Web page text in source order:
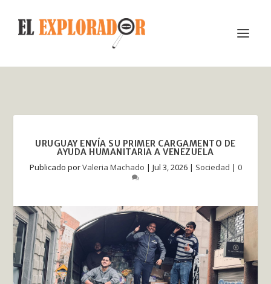
URUGUAY ENVÍA SU PRIMER CARGAMENTO DE
AYUDA HUMANITARIA A VENEZUELA
Publicado porValeria Machado | Jul 3, 2026| Sociedad | 0